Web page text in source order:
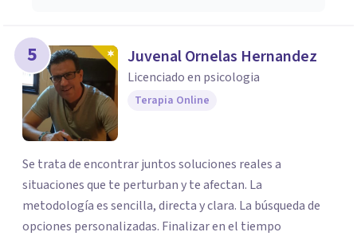
5 Juvenal Ornelas Hernandez
Licenciado en psicologia
Terapia Online
Se trata de encontrar juntos soluciones reales a
situaciones que te perturban y te afectan. La
metodología es sencilla, directa y clara. La búsqueda de
opciones personalizadas. Finalizar en el tiempo